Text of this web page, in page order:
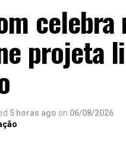
celebra
projeta
5 horas ago on 06/08/2026